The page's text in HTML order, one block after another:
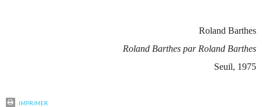
Roland Barthes
Roland Barthes par Roland Barthes
Seuil, 1975
IMPRIMER